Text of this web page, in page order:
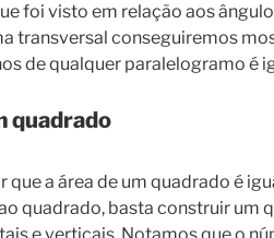
foi visto em relação aos
transversal conseguiremos
de qualquer paralelogramo é
quadrado
que a área de um quadrado é
quadrado, basta construir um